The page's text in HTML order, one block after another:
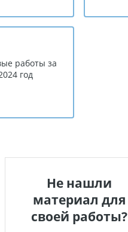
работы за
год
Не нашли
материал для
своей работы?